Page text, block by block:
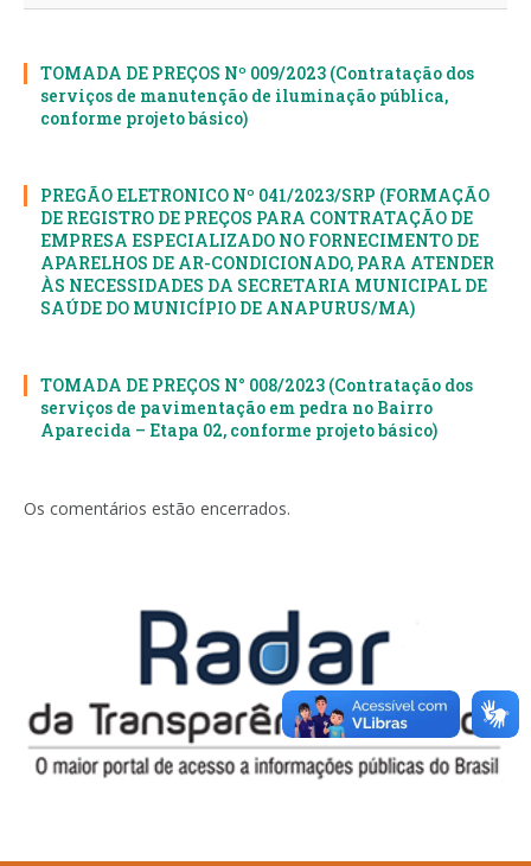
TOMADA DE PREÇOS Nº 009/2023 (Contratação dos
serviços de manutenção de iluminação pública,
conforme projeto básico)
PREGÃO ELETRONICO Nº 041/2023/SRP (FORMAÇÃO
DE REGISTRO DE PREÇOS PARA CONTRATAÇÃO DE
EMPRESA ESPECIALIZADO NO FORNECIMENTO DE
APARELHOS DE AR-CONDICIONADO, PARA ATENDER
ÀS NECESSIDADES DA SECRETARIA MUNICIPAL DE
SAÚDE DO MUNICÍPIO DE ANAPURUS/MA)
TOMADA DE PREÇOS N° 008/2023 (Contratação dos
serviços de pavimentação em pedra no Bairro
Aparecida – Etapa 02, conforme projeto básico)
Os comentários estão encerrados.